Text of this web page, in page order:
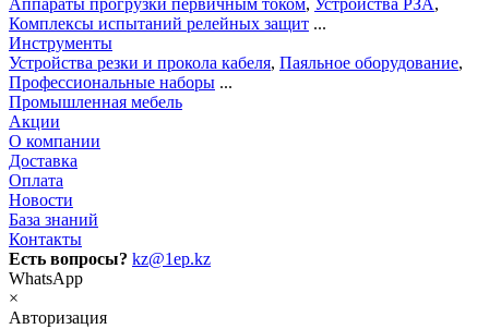
Аппараты прогрузки первичным током, Устройства РЗА,
Комплексы испытаний релейных защит ...
Инструменты
Устройства резки и прокола кабеля, Паяльное оборудование,
Профессиональные наборы ...
Промышленная мебель
Акции
О компании
Доставка
Оплата
Новости
База знаний
Контакты
Есть вопросы? kz@1ep.kz
WhatsApp
×
Авторизация